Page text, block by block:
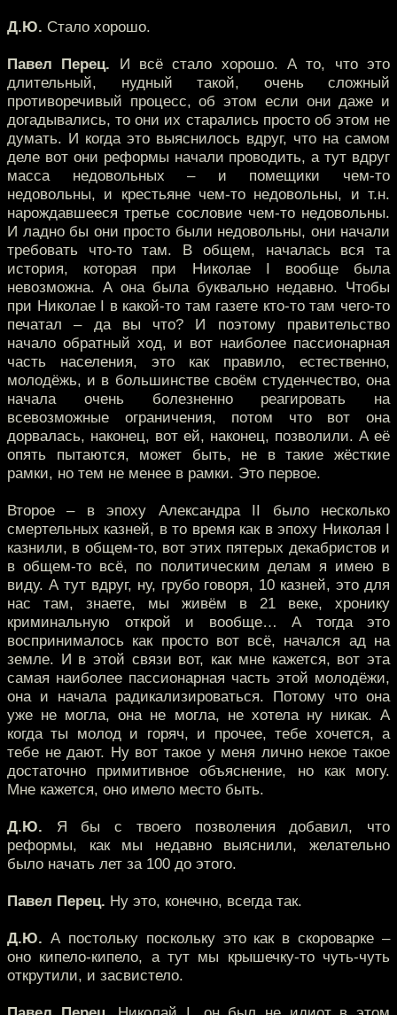
Д.Ю. Стало хорошо.
Павел Перец. И всё стало хорошо. А то, что это
длительный, нудный такой, очень сложный
противоречивый процесс, об этом если они даже и
догадывались, то они их старались просто об этом не
думать. И когда это выяснилось вдруг, что на самом
деле вот они реформы начали проводить, а тут вдруг
масса недовольных – и помещики чем-то
недовольны, и крестьяне чем-то недовольны, и т.н.
нарождавшееся третье сословие чем-то недовольны.
И ладно бы они просто были недовольны, они начали
требовать что-то там. В общем, началась вся та
история, которая при Николае I вообще была
невозможна. А она была буквально недавно. Чтобы
при Николае I в какой-то там газете кто-то там чего-то
печатал – да вы что? И поэтому правительство
начало обратный ход, и вот наиболее пассионарная
часть населения, это как правило, естественно,
молодёжь, и в большинстве своём студенчество, она
начала очень болезненно реагировать на
всевозможные ограничения, потом что вот она
дорвалась, наконец, вот ей, наконец, позволили. А её
опять пытаются, может быть, не в такие жёсткие
рамки, но тем не менее в рамки. Это первое.
Второе – в эпоху Александра II было несколько
смертельных казней, в то время как в эпоху Николая I
казнили, в общем-то, вот этих пятерых декабристов и
в общем-то всё, по политическим делам я имею в
виду. А тут вдруг, ну, грубо говоря, 10 казней, это для
нас там, знаете, мы живём в 21 веке, хронику
криминальную открой и вообще… А тогда это
воспринималось как просто вот всё, начался ад на
земле. И в этой связи вот, как мне кажется, вот эта
самая наиболее пассионарная часть этой молодёжи,
она и начала радикализироваться. Потому что она
уже не могла, она не могла, не хотела ну никак. А
когда ты молод и горяч, и прочее, тебе хочется, а
тебе не дают. Ну вот такое у меня лично некое такое
достаточно примитивное объяснение, но как могу.
Мне кажется, оно имело место быть.
Д.Ю. Я бы с твоего позволения добавил, что
реформы, как мы недавно выяснили, желательно
было начать лет за 100 до этого.
Павел Перец. Ну это, конечно, всегда так.
Д.Ю. А постольку поскольку это как в скороварке –
оно кипело-кипело, а тут мы крышечку-то чуть-чуть
открутили, и засвистело.